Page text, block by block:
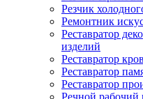
Резчик
Ремонтник
Реставратор
изделий
Реставратор
Реставратор
Реставратор
Речной рабочий